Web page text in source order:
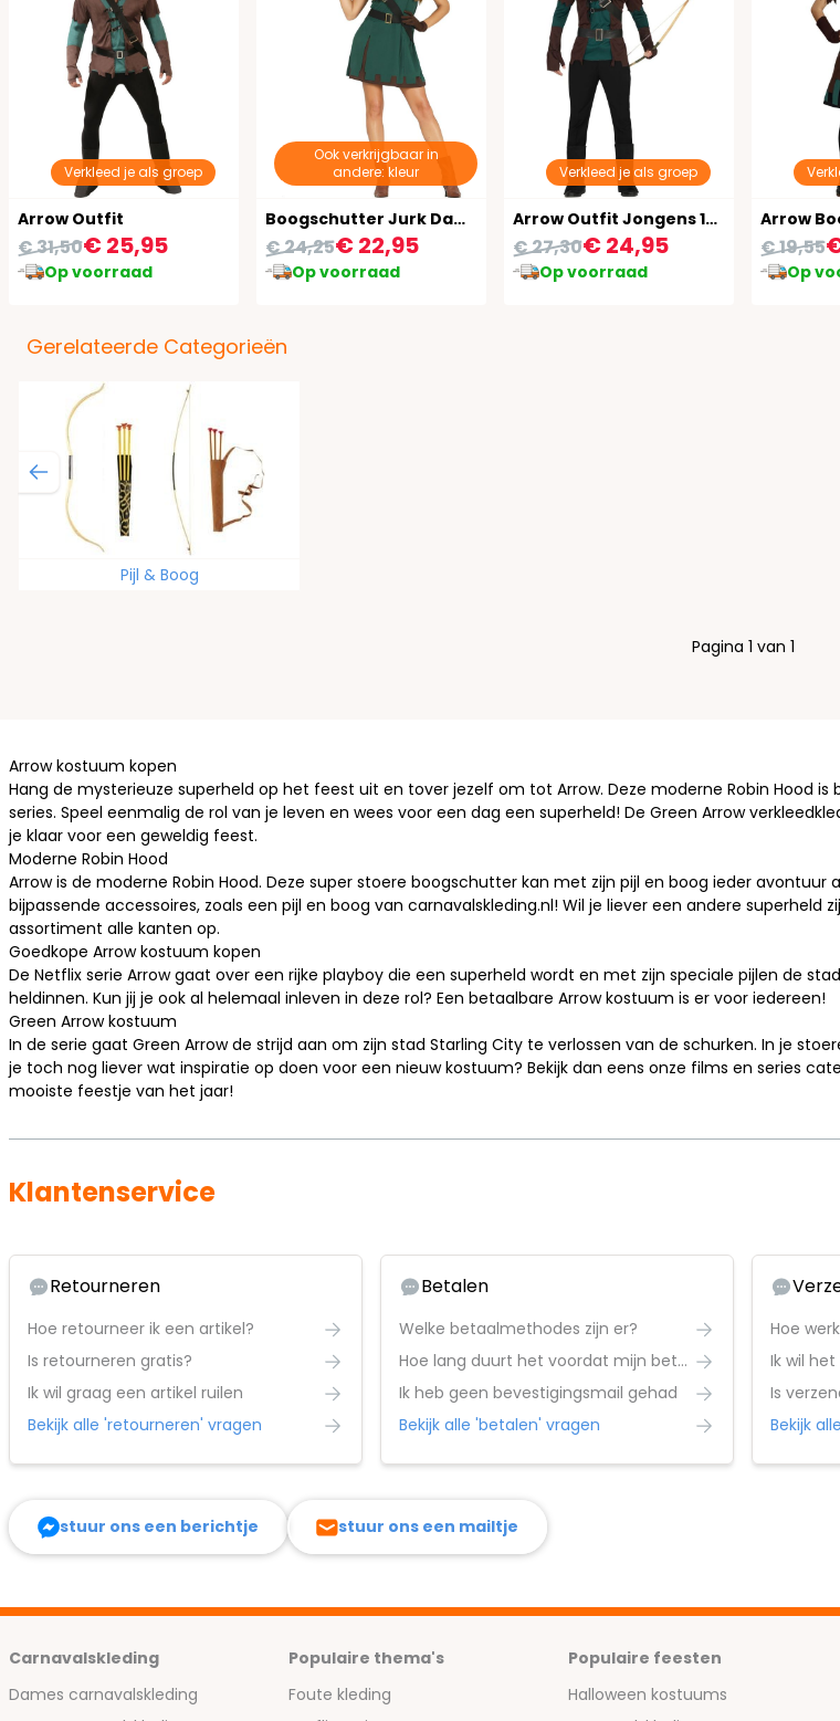
Verkleed je als groep
Arrow Outfit
€ 25,95
€ 31,50
Op voorraad
Ook verkrijgbaar in
andere: kleur
Boogschutter Jurk Dames
€ 22,95
€ 24,25
Op voorraad
Verkleed je als groep
Arrow Outfit Jongens 14-16 Jaar
€ 24,95
€ 27,30
Op voorraad
€ 19,55
Op
Gerelateerde Categorieën
Pijl & Boog
Pagina 1 van 1
Arrow kostuum kopen
Hang de mysterieuze superheld op het feest uit en tover jezelf om tot Arrow. Deze moderne Robin Hood is
series. Speel eenmalig de rol van je leven en wees voor een dag een superheld! De Green Arrow
je klaar voor een geweldig feest.
Moderne Robin Hood
Arrow is de moderne Robin Hood. Deze super stoere boogschutter kan met zijn pijl en boog ieder
bijpassende accessoires, zoals een pijl en boog van carnavalskleding.nl! Wil je liever een andere superheld
assortiment alle kanten op.
Goedkope Arrow kostuum kopen
De Netflix serie Arrow gaat over een rijke playboy die een superheld wordt en met zijn speciale pijlen de
heldinnen. Kun jij je ook al helemaal inleven in deze rol? Een betaalbare Arrow kostuum is er voor iedereen!
Green Arrow kostuum
In de serie gaat Green Arrow de strijd aan om zijn stad Starling City te verlossen van de schurken. In je
je toch nog liever wat inspiratie op doen voor een nieuw kostuum? Bekijk dan eens onze films en series
mooiste feestje van het jaar!
Klantenservice
Retourneren
Hoe retourneer ik een artikel?
Is retourneren gratis?
Ik wil graag een artikel ruilen
Bekijk alle 'retourneren' vragen
Betalen
Welke betaalmethodes zijn er?
Hoe lang duurt het voordat mijn betaling is verwerkt?
Ik heb geen bevestigingsmail gehad
Bekijk alle 'betalen' vragen
Hoe
Ik wil
Is
Bekijk
stuur ons een berichtje stuur ons een mailtje
Carnavalskleding
Dames carnavalskleding
Populaire thema's
Foute kleding
Populaire feesten
Halloween kostuums